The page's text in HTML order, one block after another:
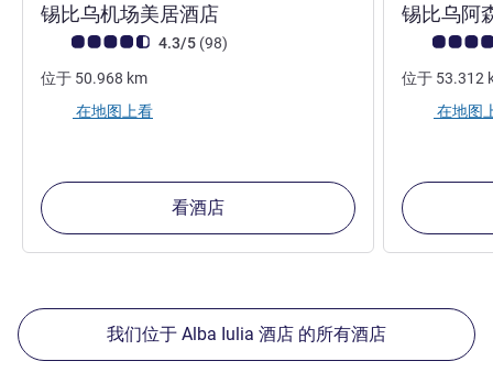
锡比乌机场美居酒店
客户意见评级 (ALL 评级)
4.3/5 (98评论
)
位于 50.968 km
在地图上看
看酒店
锡比乌阿
客户意见评
位于 53.312
在地图
我们位于 Alba Iulia 酒店 的所有酒店